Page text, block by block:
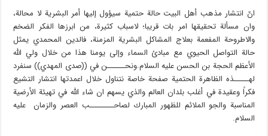
انّ انتشار مذهب أهل البيت حالة حتمية سيؤول إليها أمر البشرية لا محالة،
وان مسألة تحقيقها امر بات قريبا؛ لاسباب كثيرة، من ابرزها الفكر الضخم
والاطروحة المفعمة بعلاج المشاكل البشرية المزمنة، فالدين المحمدي يمثل
حالة التواصل الحيوي مع مبادئ السماء وإلى يومنا هذا من خلال ولي الله
الأعظم الحجة بن الحسن عليه السلام.ونحــــــن في ((صدى المهدي)) سنفرد
لهـــــذه الظاهرة الحتمية صفحة خاصة نتناول خلال اعمدتها انتشار التشيع
فكراً وعقيدة في أغلب بلدان العالم والذي يسهم ان شاء الله في تهيئة الأرضية
المناسبة والجو الملائم للظهور المبارك لصاحــــــــب العصر والزمان عليه
السلام.